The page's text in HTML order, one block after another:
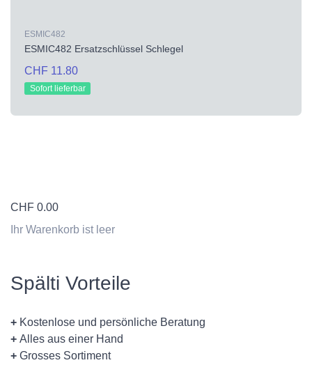
ESMIC482
ESMIC482 Ersatzschlüssel Schlegel
CHF 11.80
Sofort lieferbar
CHF 0.00
Ihr Warenkorb ist leer
Spälti Vorteile
+ Kostenlose und persönliche Beratung
+ Alles aus einer Hand
+ Grosses Sortiment